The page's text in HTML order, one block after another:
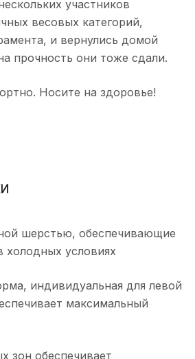
участников
весовых категорий,
и вернулись домой
прочность они тоже сдали.
Носите на здоровье!
шерстью, обеспечивающие
холодных условиях
индивидуальная для левой
максимальный
зон обеспечивает